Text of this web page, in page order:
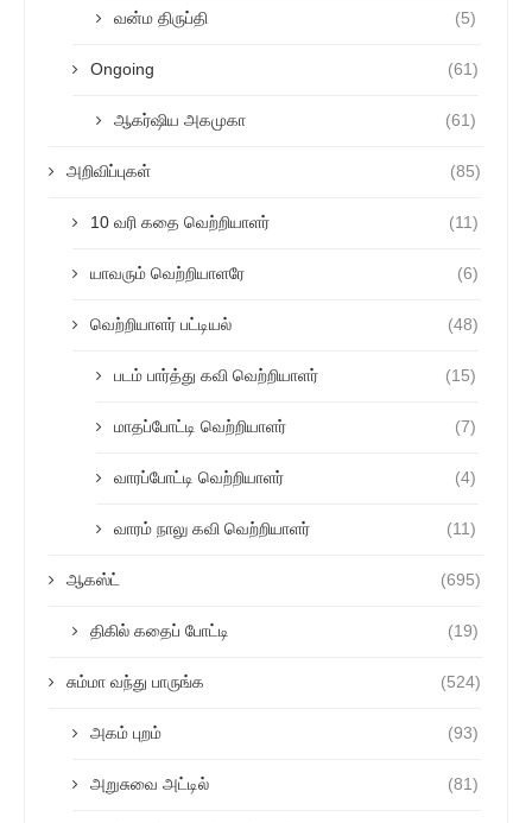
வன்ம திருப்தி (5)
Ongoing (61)
ஆகர்ஷிய அகமுகா (61)
அறிவிப்புகள் (85)
10 வரி கதை வெற்றியாளர் (11)
யாவரும் வெற்றியாளரே (6)
வெற்றியாளர் பட்டியல் (48)
படம் பார்த்து கவி வெற்றியாளர் (15)
மாதப்போட்டி வெற்றியாளர் (7)
வாரப்போட்டி வெற்றியாளர் (4)
வாரம் நாலு கவி வெற்றியாளர் (11)
ஆகஸ்ட் (695)
திகில் கதைப் போட்டி (19)
சும்மா வந்து பாருங்க (524)
அகம் புறம் (93)
அறுசுவை அட்டில் (81)